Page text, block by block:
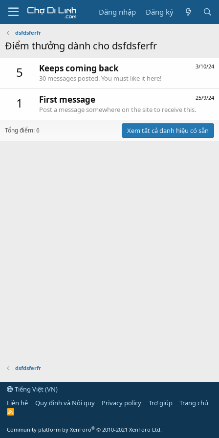
Đăng nhập Đăng ký
dsfdsferfr
Điểm thưởng dành cho dsfdsferfr
5 3/10/24
Keeps coming back
30 messages posted. You must like it here!
1 25/9/24
First message
Post a message somewhere on the site to receive this.
Tổng điểm: 6 Xem tất cả danh hiệu có sẵn
dsfdsferfr
Tiếng Việt (VN)
Liên hệ
Quy định và Nội quy Privacy policy Trợ giúp Trang chủ
R
Community platform by XenForo® © 2010-2021 XenForo Ltd.